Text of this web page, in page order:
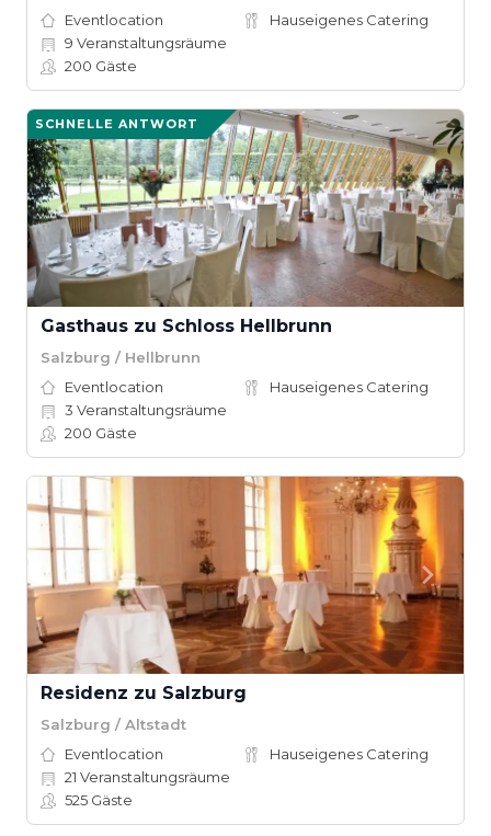
Eventlocation
Hauseigenes Catering
9 Veranstaltungsräume
200 Gäste
SCHNELLE ANTWORT
Gasthaus zu Schloss Hellbrunn
Salzburg / Hellbrunn
Eventlocation
Hauseigenes Catering
3 Veranstaltungsräume
200 Gäste
Residenz zu Salzburg
Salzburg / Altstadt
Eventlocation
Hauseigenes Catering
21 Veranstaltungsräume
525 Gäste